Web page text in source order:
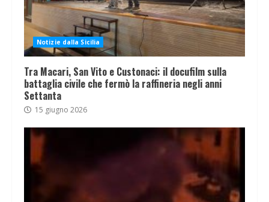
Notizie dalla Sicilia
Tra Macari, San Vito e Custonaci: il docufilm sulla
battaglia civile che fermò la raffineria negli anni
Settanta
15 giugno 2026